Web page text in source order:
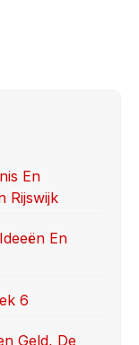
En
Rijswijk
En
6
Geld, De